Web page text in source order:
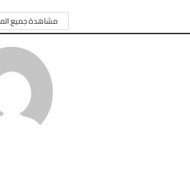
مشاهدة جميع